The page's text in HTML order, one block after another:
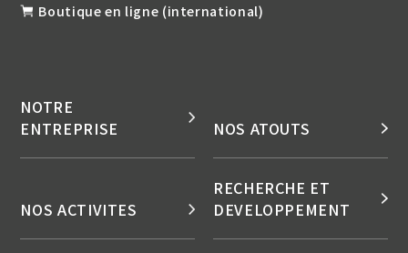
Boutique en ligne (international)
NOTRE
ENTREPRISE
NOS ATOUTS
NOS ACTIVITES
RECHERCHE ET
DEVELOPPEMENT